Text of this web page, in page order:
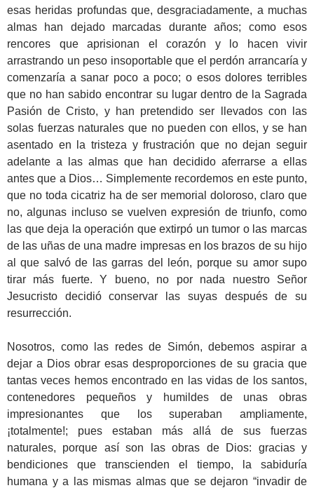
esas heridas profundas que, desgraciadamente, a muchas
almas han dejado marcadas durante años; como esos
rencores que aprisionan el corazón y lo hacen vivir
arrastrando un peso insoportable que el perdón arrancaría y
comenzaría a sanar poco a poco; o esos dolores terribles
que no han sabido encontrar su lugar dentro de la Sagrada
Pasión de Cristo, y han pretendido ser llevados con las
solas fuerzas naturales que no pueden con ellos, y se han
asentado en la tristeza y frustración que no dejan seguir
adelante a las almas que han decidido aferrarse a ellas
antes que a Dios… Simplemente recordemos en este punto,
que no toda cicatriz ha de ser memorial doloroso, claro que
no, algunas incluso se vuelven expresión de triunfo, como
las que deja la operación que extirpó un tumor o las marcas
de las uñas de una madre impresas en los brazos de su hijo
al que salvó de las garras del león, porque su amor supo
tirar más fuerte. Y bueno, no por nada nuestro Señor
Jesucristo decidió conservar las suyas después de su
resurrección.
Nosotros, como las redes de Simón, debemos aspirar a
dejar a Dios obrar esas desproporciones de su gracia que
tantas veces hemos encontrado en las vidas de los santos,
contenedores pequeños y humildes de unas obras
impresionantes que los superaban ampliamente,
¡totalmente!; pues estaban más allá de sus fuerzas
naturales, porque así son las obras de Dios: gracias y
bendiciones que transcienden el tiempo, la sabiduría
humana y a las mismas almas que se dejaron “invadir de